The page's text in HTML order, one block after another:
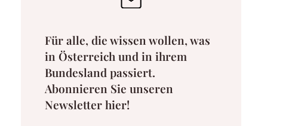
Für alle, die wissen wollen, was
in Österreich und in ihrem
Bundesland passiert.
Abonnieren Sie unseren
Newsletter hier!